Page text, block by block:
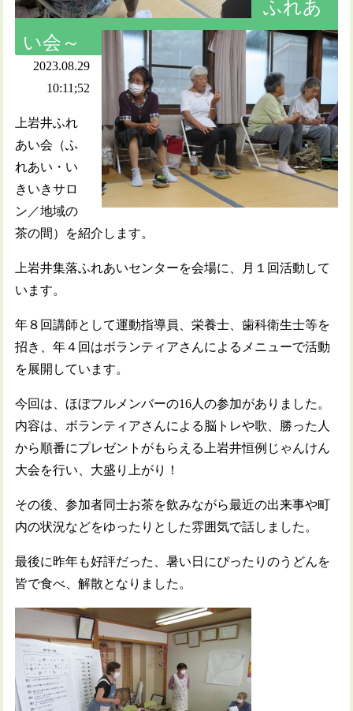
ふれあ
い会～
2023.08.29
10:11;52
上岩井ふれ
あい会（ふ
れあい・い
きいきサロ
ン／地域の
茶の間）を紹介します。
上岩井集落ふれあいセンターを会場に、月１回活動して
います。
年８回講師として運動指導員、栄養士、歯科衛生士等を
招き、年４回はボランティアさんによるメニューで活動
を展開しています。
今回は、ほぼフルメンバーの16人の参加がありました。
内容は、ボランティアさんによる脳トレや歌、勝った人
から順番にプレゼントがもらえる上岩井恒例じゃんけん
大会を行い、大盛り上がり！
その後、参加者同士お茶を飲みながら最近の出来事や町
内の状況などをゆったりとした雰囲気で話しました。
最後に昨年も好評だった、暑い日にぴったりのうどんを
皆で食べ、解散となりました。